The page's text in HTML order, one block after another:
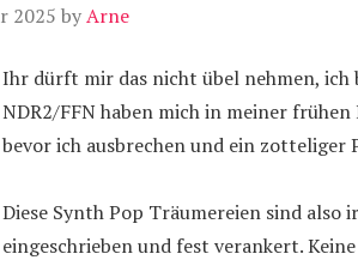
2025 byArne
Ihr dürft mir das nicht übel nehmen,
NDR2/FFN haben mich in meiner
bevor ich ausbrechen und ein zotteliger
Diese Synth Pop Träumereien sind
eingeschrieben und fest verankert.